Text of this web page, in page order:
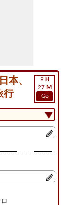
9 H
27 M
Go
本、
行